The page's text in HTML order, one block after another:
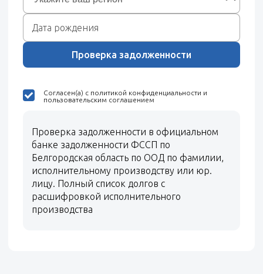
Проверка задолженности
Согласен(а) с политикой конфиденциальности и
пользовательским соглашением
Проверка задолженности в официальном
банке задолженности ФССП по
Белгородская область по ООД по фамилии,
исполнительному производству или юр.
лицу. Полный список долгов с
расшифровкой исполнительного
производства